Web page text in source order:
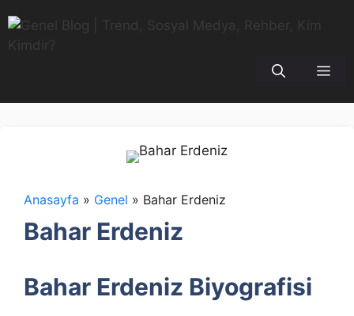
atla
Anasayfa » Genel » Bahar Erdeniz
Bahar Erdeniz
Bahar Erdeniz Biyografisi